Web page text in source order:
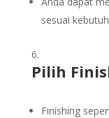
sesuai
Pilih
Finishing